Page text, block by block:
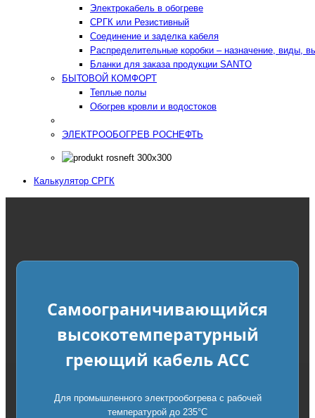
Электрокабель в обогреве
СРГК или Резистивный
Соединение и заделка кабеля
Распределительные коробки – назначение, виды,
Бланки для заказа продукции SANTO
БЫТОВОЙ КОМФОРТ
Теплые полы
Обогрев кровли и водостоков
ЭЛЕКТРООБОГРЕВ РОСНЕФТЬ
Калькулятор СРГК
Самоограничивающийся
высокотемпературный
греющий кабель ACC
Для промышленного электрообогрева с рабочей
температурой до 235°C